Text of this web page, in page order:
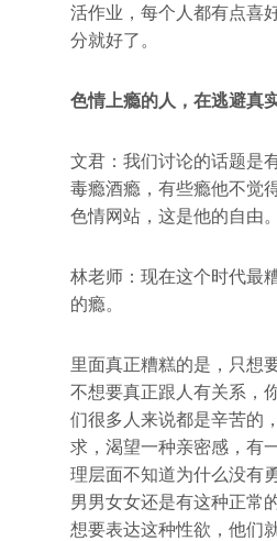
活作业，每个人都有点喜
分就好了。
色情上瘾的人，在逃避真
文君：我们讨论的话题是
毒瘾酒瘾，有些瘾他不觉
色情网站，这是他的自由。
林老师：现在这个时代最
的瘾。
里面真正糟糕的是，只想
不想要真正跟人有关系，
们很多人来说都是辛苦的
求，渴望一种亲密感，有
理层面不知道为什么没有
男男女女还是有这种正常
想要表达这种性欲，他们